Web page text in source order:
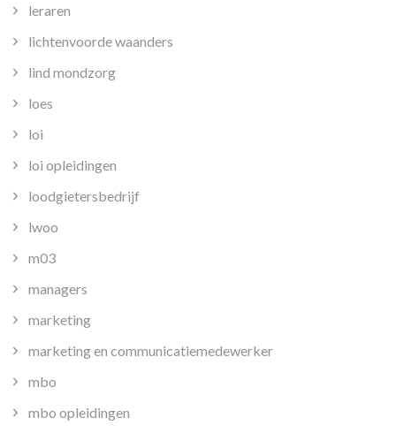
leraren
lichtenvoorde waanders
lind mondzorg
loes
loi
loi opleidingen
loodgietersbedrijf
lwoo
m03
managers
marketing
marketing en communicatiemedewerker
mbo
mbo opleidingen